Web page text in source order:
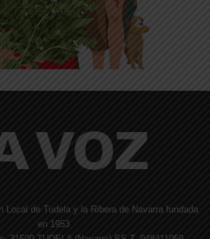
Local de Tudela y la Ribera de Navarra fundada
en 1953